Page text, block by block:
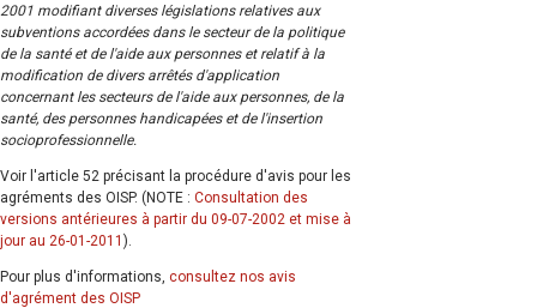
2001 modifiant diverses législations relatives aux
subventions accordées dans le secteur de la politique
de la santé et de l'aide aux personnes et relatif à la
modification de divers arrêtés d'application
concernant les secteurs de l'aide aux personnes, de la
santé, des personnes handicapées et de l'insertion
socioprofessionnelle.
Voir l'article 52 précisant la procédure d'avis pour les
agréments des OISP. (NOTE : Consultation des
versions antérieures à partir du 09-07-2002 et mise à
jour au 26-01-2011 ).
Pour plus d'informations, consultez nos avis
d'agrément des OISP